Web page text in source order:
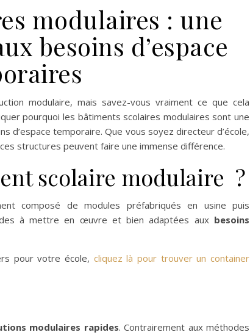
modulaires : une
besoins d’espace
modulaire, mais savez-vous vraiment ce que cela
pourquoi les bâtiments scolaires modulaires sont une
d’espace temporaire. Que vous soyez directeur d’école,
structures peuvent faire une immense différence.
scolaire modulaire ?
composé de modules préfabriqués en usine puis
à mettre en œuvre et bien adaptées aux besoins
pour votre école, cliquez là pour trouver un container
modulaires rapides. Contrairement aux méthodes